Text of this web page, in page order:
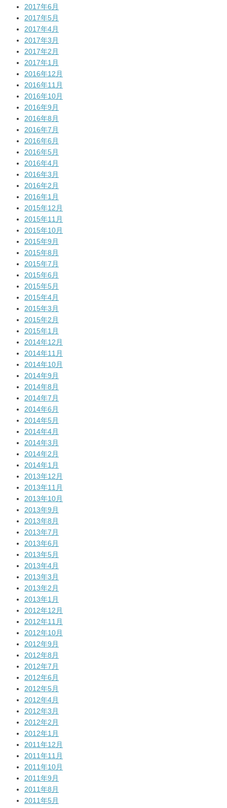
2017年6月
2017年5月
2017年4月
2017年3月
2017年2月
2017年1月
2016年12月
2016年11月
2016年10月
2016年9月
2016年8月
2016年7月
2016年6月
2016年5月
2016年4月
2016年3月
2016年2月
2016年1月
2015年12月
2015年11月
2015年10月
2015年9月
2015年8月
2015年7月
2015年6月
2015年5月
2015年4月
2015年3月
2015年2月
2015年1月
2014年12月
2014年11月
2014年10月
2014年9月
2014年8月
2014年7月
2014年6月
2014年5月
2014年4月
2014年3月
2014年2月
2014年1月
2013年12月
2013年11月
2013年10月
2013年9月
2013年8月
2013年7月
2013年6月
2013年5月
2013年4月
2013年3月
2013年2月
2013年1月
2012年12月
2012年11月
2012年10月
2012年9月
2012年8月
2012年7月
2012年6月
2012年5月
2012年4月
2012年3月
2012年2月
2012年1月
2011年12月
2011年11月
2011年10月
2011年9月
2011年8月
2011年5月